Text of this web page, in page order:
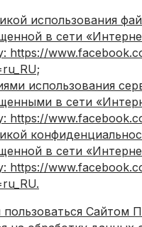
использования
в сети
https://
использования
в сети
https://
в сети
https://
Сайтом
ремонт коммерческих
от 1500 руб/м²
87-65
шоссе 24-й км, д. 1
офис 517/2 (метро